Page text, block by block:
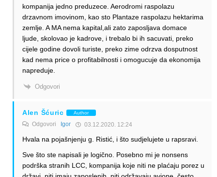
kompanija jedno preduzece. Aerodromi raspolazu
drzavnom imovinom, kao sto Plantaze raspolazu hektarima
zemlje. A MA nema kapital,ali zato zaposljava domace
ljude, skolovao je kadrove, i trebalo bi ih sacuvati, preko
cijele godine dovoli turiste, preko zime odrzva dosputnost
kad nema price o profitabilnosti i omogucuje da ekonomija
napreduje.
Odgovori
Alen Šćuric Author
Odgovori Igor 03.12.2020. 12:24
Hvala na pojašnjenju g. Ristić, i što sudjelujete u rapsravi.
Sve što ste napisali je logično. Posebno mi je nonsens
podrška stranih LCC, kompanija koje niti ne plaćaju porez u